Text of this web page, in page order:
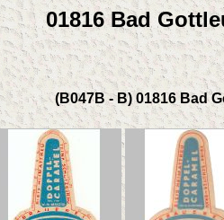
01816 Bad
(B047B - B) 01816 Bad